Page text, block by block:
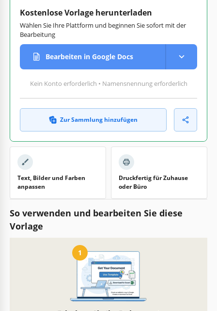
Kostenlose Vorlage herunterladen
Wählen Sie Ihre Plattform und beginnen Sie sofort mit der
Bearbeitung
Bearbeiten in Google Docs
Kein Konto erforderlich • Namensnennung erforderlich
Zur Sammlung hinzufügen
Text, Bilder und Farben
anpassen
Druckfertig für Zuhause
oder Büro
So verwenden und bearbeiten Sie diese
Vorlage
1